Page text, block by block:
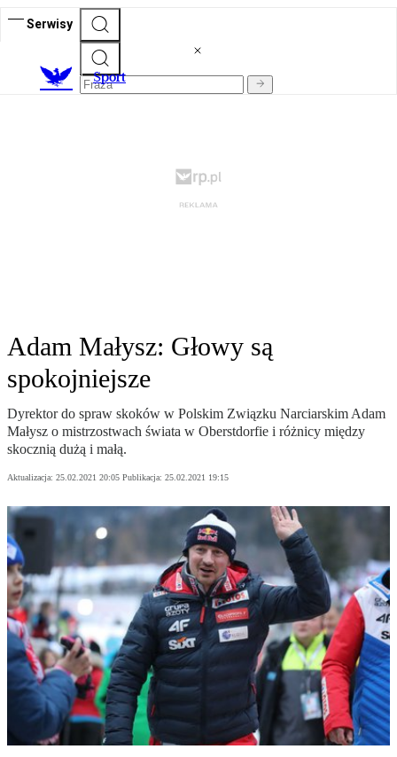
Serwisy
Sport
Adam Małysz: Głowy są
spokojniejsze
Dyrektor do spraw skoków w Polskim Związku Narciarskim Adam
Małysz o mistrzostwach świata w Oberstdorfie i różnicy między
skocznią dużą i małą.
Aktualizacja: 25.02.2021 20:05 Publikacja: 25.02.2021 19:15